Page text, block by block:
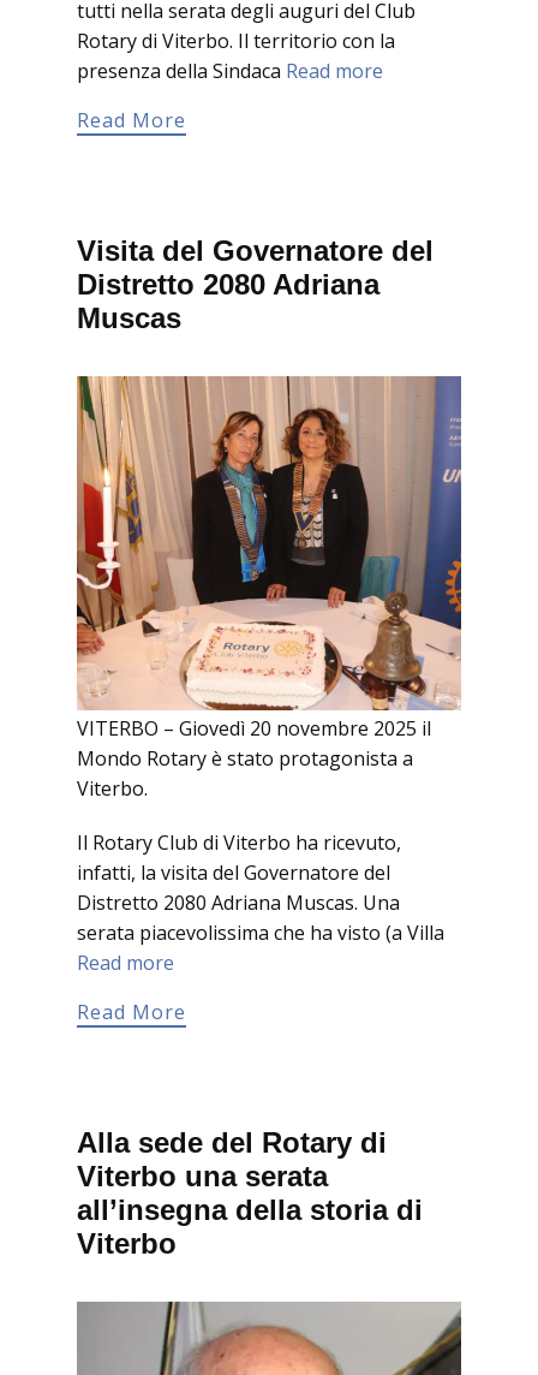
tutti nella serata degli auguri del Club
Rotary di Viterbo. Il territorio con la
presenza della Sindaca Read more
Read More
Visita del Governatore del
Distretto 2080 Adriana
Muscas
VITERBO – Giovedì 20 novembre 2025 il
Mondo Rotary è stato protagonista a
Viterbo.
Il Rotary Club di Viterbo ha ricevuto,
infatti, la visita del Governatore del
Distretto 2080 Adriana Muscas. Una
serata piacevolissima che ha visto (a Villa
Read more
Read More
Alla sede del Rotary di
Viterbo una serata
all’insegna della storia di
Viterbo